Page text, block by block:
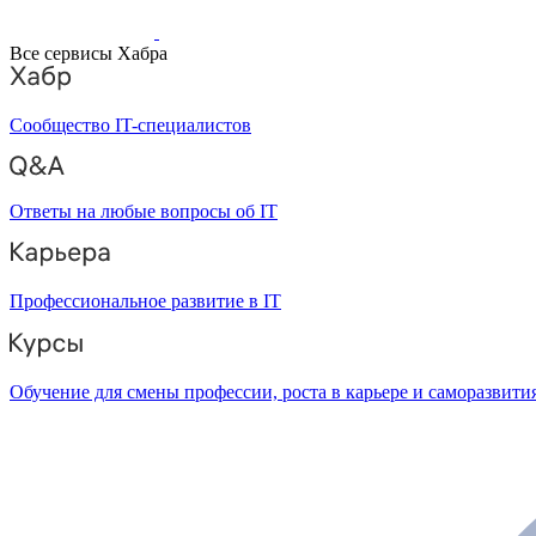
Все сервисы Хабра
Сообщество IT-специалистов
Ответы на любые вопросы об IT
Профессиональное развитие в IT
Обучение для смены профессии, роста в карьере и